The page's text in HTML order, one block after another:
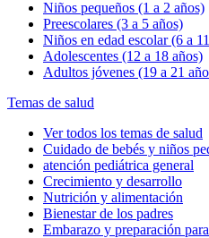
Niños pequeños (1 a 2 años)
Preescolares (3 a 5 años)
Niños en edad escolar (6 a
Adolescentes (12 a 18 años)
Adultos jóvenes (19 a 21
Temas de salud
Ver todos los temas de salud
Cuidado de bebés y niños
atención pediátrica general
Crecimiento y desarrollo
Nutrición y alimentación
Bienestar de los padres
Embarazo y preparación